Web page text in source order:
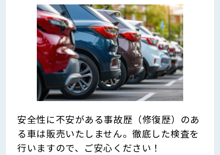
安全性に不安がある事故歴（修復歴）のあ
る車は販売いたしません。徹底した検査を
行いますので、ご安心ください！